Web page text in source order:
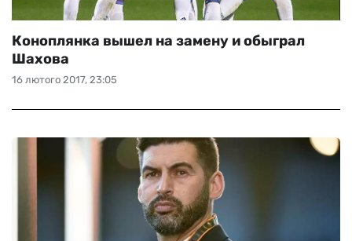
16 лютого 2017, 23:05
Коноплянка вышел на замену и обыграл
Шахова